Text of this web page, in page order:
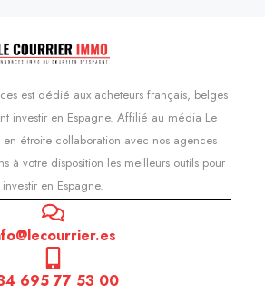
est dédié aux acheteurs français, belges
investir en Espagne. Affilié au média Le
étroite collaboration avec nos agences
à votre disposition les meilleurs outils pour
investir en Espagne.
695 77 53 00